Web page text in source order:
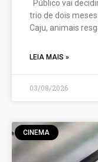
Público vai
trio de dois
Caju, animais
LEIA MAIS »
03/08/2026
CINEMA